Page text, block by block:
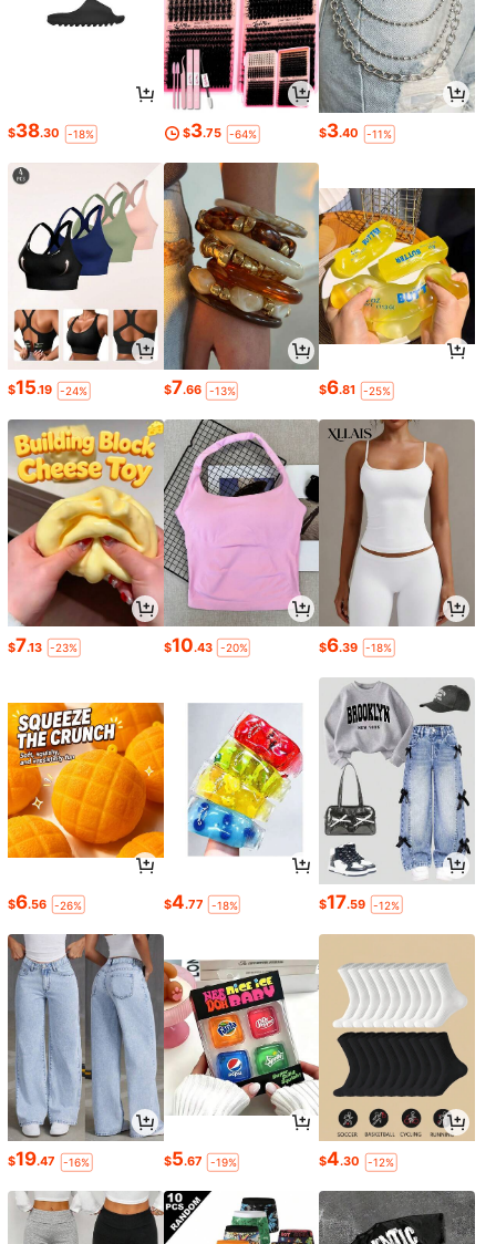
$38.30 -18% $3.75 -64% $3.40 -11%
$15.19 -24% $7.66 -13% $6.81 -25%
$7.13 -23% $10.43 -20% $6.39 -18%
$6.56 -26% $4.77 -18% $17.59 -12%
$19.47 -16% $5.67 -19% $4.30 -12%